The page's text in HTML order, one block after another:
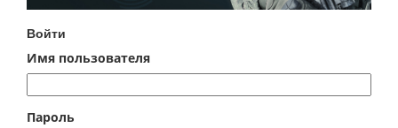
Войти
Имя пользователя
Пароль